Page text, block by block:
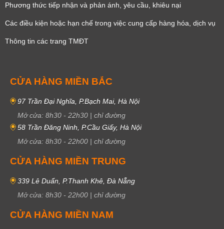
Phương thức tiếp nhận và phản ánh, yêu cầu, khiêu nại
Các điều kiện hoặc hạn chế trong việc cung cấp hàng hóa, dịch vụ
Thông tin các trang TMĐT
CỬA HÀNG MIỀN BẮC
97 Trần Đại Nghĩa, P.Bạch Mai, Hà Nội
Mở cửa: 8h30 - 22h30 | chỉ đường
58 Trần Đăng Ninh, P.Cầu Giấy, Hà Nội
Mở cửa: 8h30 - 22h00 | chỉ đường
CỬA HÀNG MIỀN TRUNG
339 Lê Duẩn, P.Thanh Khê, Đà Nẵng
Mở cửa: 8h30 - 22h00 | chỉ đường
CỬA HÀNG MIỀN NAM